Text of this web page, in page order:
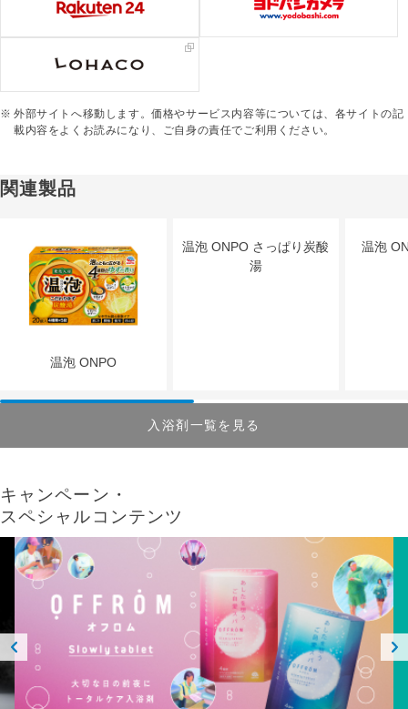
外部サイトへ移動します。価格やサービス内容等については、各サイトの記
載内容をよくお読みになり、ご自身の責任でご利用ください。
関連製品
温泡 ONPO
温泡 ONPO さっぱり炭酸
湯
温泡
入浴剤一覧を見る
キャンペーン・
スペシャルコンテンツ
ious